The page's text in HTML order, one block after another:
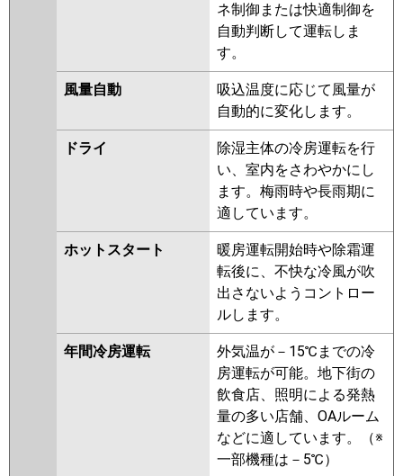
ネ制御または快適制御を
自動判断して運転しま
す。
風量自動
吸込温度に応じて風量が
自動的に変化します。
ドライ
除湿主体の冷房運転を行
い、室内をさわやかにし
ます。梅雨時や長雨期に
適しています。
ホットスタート
暖房運転開始時や除霜運
転後に、不快な冷風が吹
出さないようコントロー
ルします。
年間冷房運転
外気温が－15℃までの冷
房運転が可能。地下街の
飲食店、照明による発熱
量の多い店舗、OAルーム
などに適しています。（※
一部機種は－5℃）